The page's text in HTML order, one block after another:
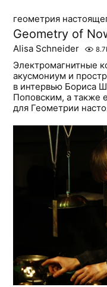
геометрия
Geometry of
Alisa Schneider
Электромагнитные
акусмониум и
в интервью Бориса
Поповским, а также
для Геометрии